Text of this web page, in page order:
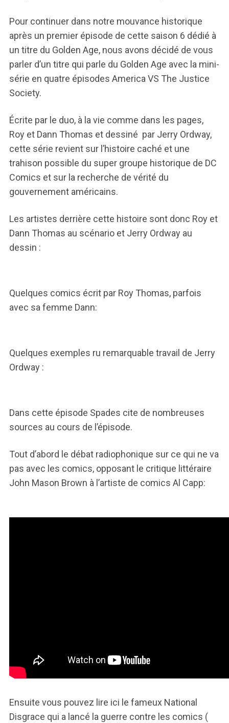
Pour continuer dans notre mouvance historique
après un premier épisode de cette saison 6 dédié à
un titre du Golden Age, nous avons décidé de vous
parler d’un titre qui parle du Golden Age avec la mini-
série en quatre épisodes America VS The Justice
Society.
Écrite par le duo, à la vie comme dans les pages,
Roy et Dann Thomas et dessiné par Jerry Ordway,
cette série revient sur l’histoire caché et une
trahison possible du super groupe historique de DC
Comics et sur la recherche de vérité du
gouvernement américains.
Les artistes derrière cette histoire sont donc Roy et
Dann Thomas au scénario et Jerry Ordway au
dessin :
Quelques comics écrit par Roy Thomas, parfois
avec sa femme Dann:
Quelques exemples ru remarquable travail de Jerry
Ordway :
Dans cette épisode Spades cite de nombreuses
sources au cours de l’épisode.
Tout d’abord le débat radiophonique sur ce qui ne va
pas avec les comics, opposant le critique littéraire
John Mason Brown à l’artiste de comics Al Capp:
Ensuite vous pouvez lire ici le fameux National
Disgrace qui a lancé la guerre contre les comics (